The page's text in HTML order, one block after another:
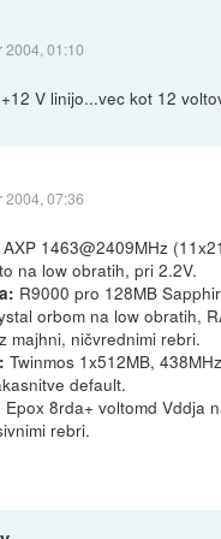
2004, 01:10
V linijo...vec kot 12
2004, 07:36
AXP 1463@2409MHz
na low obratih, pri 2.2V.
R9000 pro 128MB
orbom na low obratih,
majhni, ničvrednimi rebri.
Twinmos 1x512MB,
default.
Epox 8rda+ voltomd Vddja
rebri.